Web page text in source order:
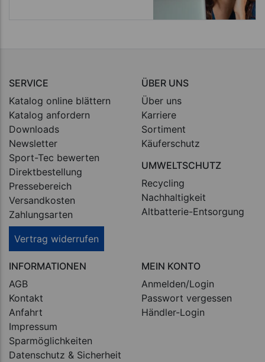
SERVICE
Katalog online blättern
Katalog anfordern
Downloads
Newsletter
Sport-Tec bewerten
Direktbestellung
Pressebereich
Versandkosten
Zahlungsarten
Vertrag widerrufen
ÜBER UNS
Über uns
Karriere
Sortiment
Käuferschutz
UMWELTSCHUTZ
Recycling
Nachhaltigkeit
Altbatterie-Entsorgung
INFORMATIONEN
AGB
Kontakt
Anfahrt
Impressum
Sparmöglichkeiten
Datenschutz & Sicherheit
MEIN KONTO
Anmelden/Login
Passwort vergessen
Händler-Login